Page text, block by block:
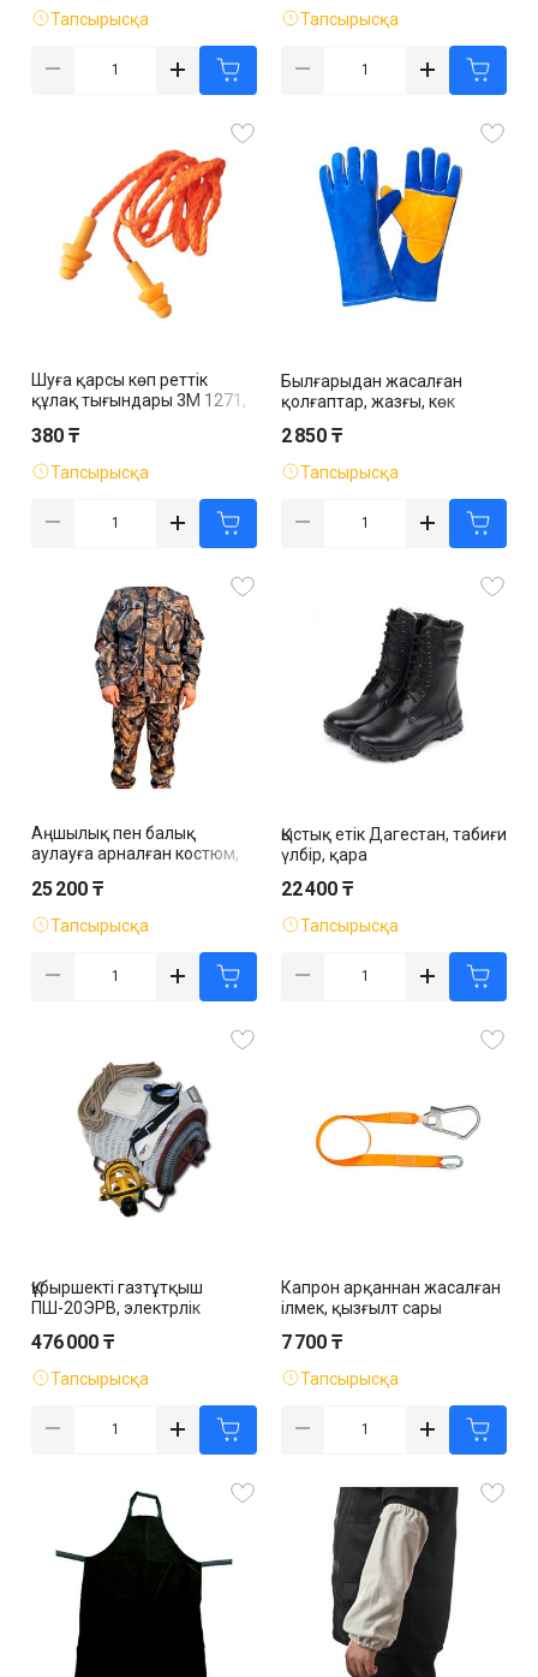
Тапсырысқа Тапсырысқа
Шуға қарсы көп реттік
құлақ тығындары 3М 1271,
380 ₸
Тапсырысқа
Былғарыдан жасалған
қолғаптар, жазғы, көк
2 850 ₸
Тапсырысқа
Аңшылық пен балық
аулауға арналған костюм,
және шалбар, камуфляж
25 200 ₸
Тапсырысқа
Қыстық етік Дагестан, табиғи
үлбір, қара
22 400 ₸
Тапсырысқа
Құбыршекті газтұтқыш
ПШ-20ЭРВ, электрлік
476 000 ₸
Тапсырысқа
Капрон арқаннан жасалған
ілмек, қызғылт сары
7 700 ₸
Тапсырысқа